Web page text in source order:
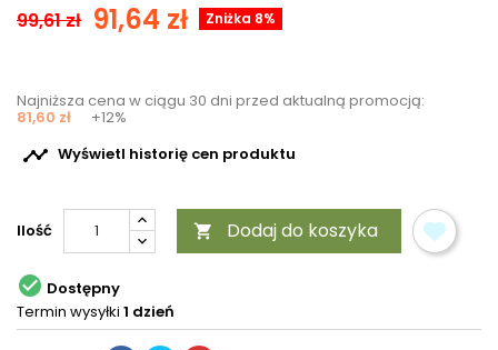
99,61 zł 91,64 zł Zniżka 8%
Najniższa cena w ciągu 30 dni przed aktualną promocją:
81,60 zł +12%
 Wyświetl historię cen produktu
Ilość  Dodaj do koszyka
 Dostępny
Termin wysyłki 1 dzień